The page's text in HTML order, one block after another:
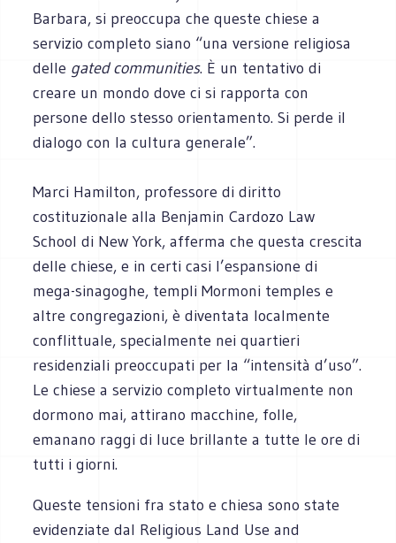
Barbara, si preoccupa che queste chiese a
servizio completo siano “una versione religiosa
delle gated communities. È un tentativo di
creare un mondo dove ci si rapporta con
persone dello stesso orientamento. Si perde il
dialogo con la cultura generale”.
Marci Hamilton, professore di diritto
costituzionale alla Benjamin Cardozo Law
School di New York, afferma che questa crescita
delle chiese, e in certi casi l’espansione di
mega-sinagoghe, templi Mormoni temples e
altre congregazioni, è diventata localmente
conflittuale, specialmente nei quartieri
residenziali preoccupati per la “intensità d’uso”.
Le chiese a servizio completo virtualmente non
dormono mai, attirano macchine, folle,
emanano raggi di luce brillante a tutte le ore di
tutti i giorni.
Queste tensioni fra stato e chiesa sono state
evidenziate dal Religious Land Use and